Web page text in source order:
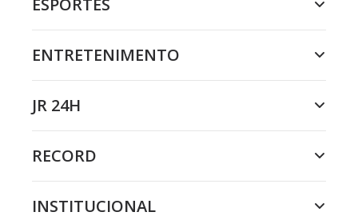
ESPORTES
ENTRETENIMENTO
JR 24H
RECORD
INSTITUCIONAL